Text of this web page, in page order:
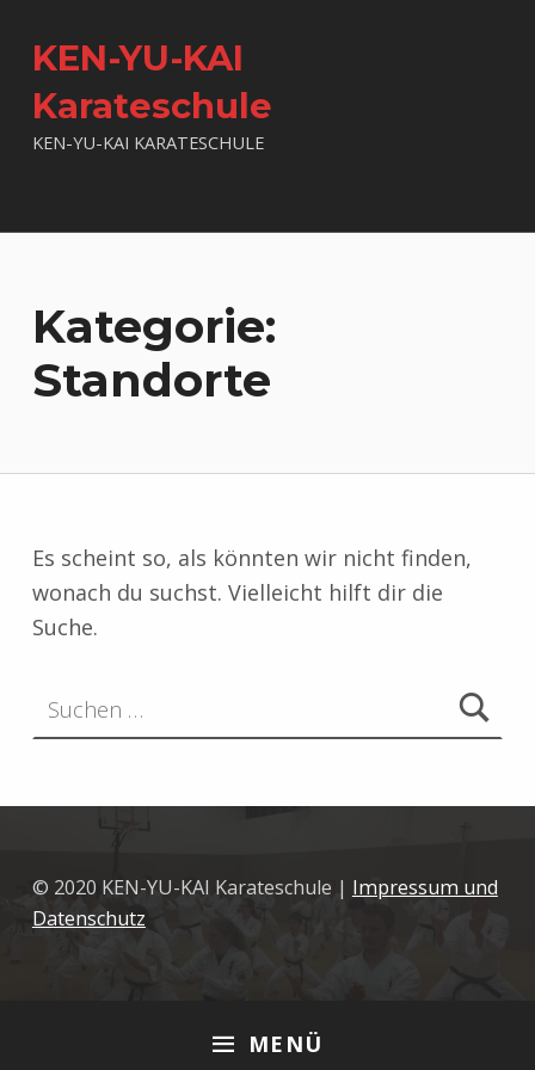
KEN-YU-KAI
Karateschule
KEN-YU-KAI KARATESCHULE
MENÜ
Kategorie:
Standorte
Es scheint so, als könnten wir nicht finden,
wonach du suchst. Vielleicht hilft dir die
Suche.
© 2020 KEN-YU-KAI Karateschule | Impressum und
Datenschutz